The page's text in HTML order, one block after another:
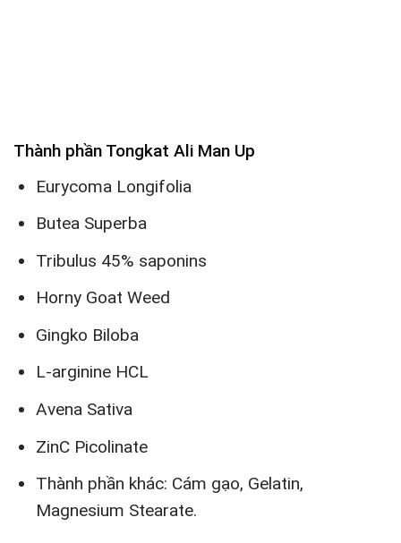
Thành phần Tongkat Ali Man Up
Eurycoma Longifolia
Butea Superba
Tribulus 45% saponins
Horny Goat Weed
Gingko Biloba
L-arginine HCL
Avena Sativa
ZinC Picolinate
Thành phần khác: Cám gạo, Gelatin,
Magnesium Stearate.